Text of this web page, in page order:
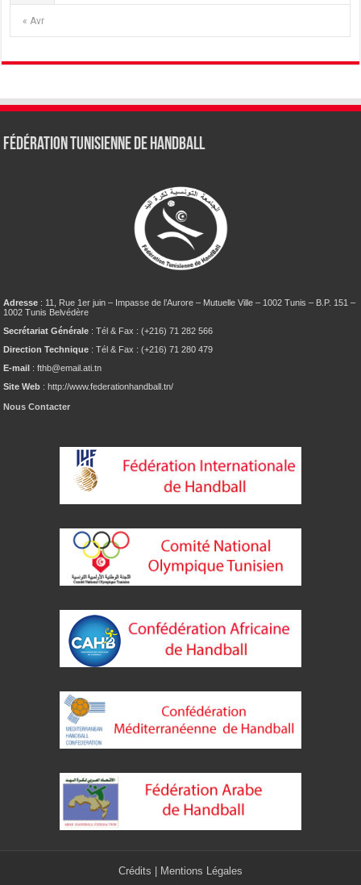
« Avr
Fédération tunisienne de Handball
Adresse : 11, Rue 1er juin – Impasse de l’Aurore – Mutuelle Ville – 1002 Tunis – B.P. 151 –
1002 Tunis Belvédère
Secrétariat Générale : Tél & Fax : (+216) 71 282 566
Direction Technique : Tél & Fax : (+216) 71 280 479
E-mail : fthb@email.ati.tn
Site Web : http://www.federationhandball.tn/
Nous Contacter
Crédits Mentions Légales